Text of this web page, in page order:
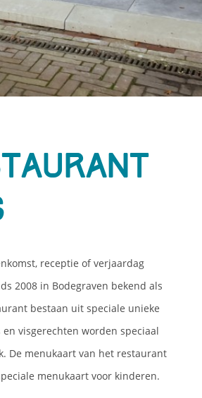
receptie of verjaardag
2008 in Bodegraven bekend als
bestaan uit speciale unieke
visgerechten worden speciaal
De menukaart van het restaurant
menukaart voor kinderen.